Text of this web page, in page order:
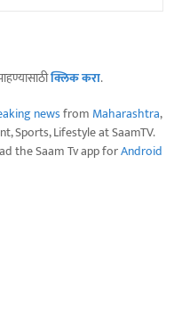
क्लिक करा.
newsfrom Maharashtra,
Sports, Lifestyle at SaamTV.
the Saam Tv app forAndroid